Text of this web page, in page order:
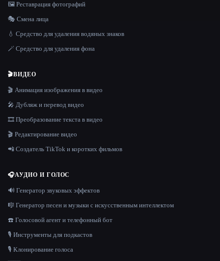
🖼️ Реставрация фотографий
🎭 Смена лица
💧 Средство для удаления водяных знаков
🪄 Средство для удаления фона
🎬ВИДЕО
🎬 Анимация изображения в видео
🎤 Дубляж и перевод видео
🎞️ Преобразование текста в видео
🎬 Редактирование видео
📲 Создатель TikTok и коротких фильмов
🎧АУДИО И ГОЛОС
🔊 Генератор звуковых эффектов
🎼 Генератор песен и музыки с искусственным интеллектом
☎️ Голосовой агент и телефонный бот
🎙️ Инструменты для подкастов
🎙️ Клонирование голоса